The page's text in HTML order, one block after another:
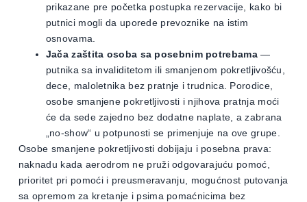
prikazane pre početka postupka rezervacije, kako bi
putnici mogli da uporede prevoznike na istim
osnovama.
Jača zaštita osoba sa posebnim potrebama—
putnika sa invaliditetom ili smanjenom pokretljivošću,
dece, maloletnika bez pratnje i trudnica. Porodice,
osobe smanjene pokretljivosti i njihova pratnja moći
će da sede zajedno bez dodatne naplate, a zabrana
„no-show“ u potpunosti se primenjuje na ove grupe.
Osobe smanjene pokretljivosti dobijaju i posebna prava:
naknadu kada aerodrom ne pruži odgovarajuću pomoć,
prioritet pri pomoći i preusmeravanju, mogućnost putovanja
sa opremom za kretanje i psima pomaćnicima bez